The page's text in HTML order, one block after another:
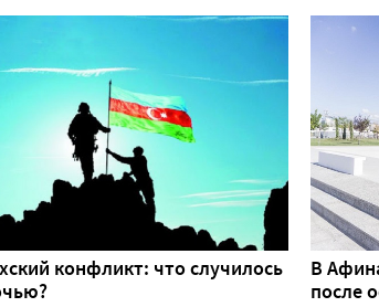
конфликт: что случилось
В
после